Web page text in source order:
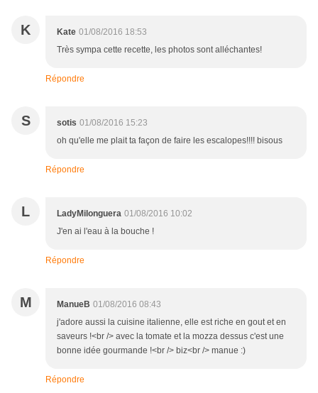
K Kate 01/08/2016 18:53
Très sympa cette recette, les photos sont alléchantes!
Répondre
S sotis 01/08/2016 15:23
oh qu'elle me plait ta façon de faire les escalopes!!!! bisous
Répondre
L LadyMilonguera 01/08/2016 10:02
J'en ai l'eau à la bouche !
Répondre
M ManueB 01/08/2016 08:43
j'adore aussi la cuisine italienne, elle est riche en gout et en
saveurs !<br /> avec la tomate et la mozza dessus c'est une
bonne idée gourmande !<br /> biz<br /> manue :)
Répondre